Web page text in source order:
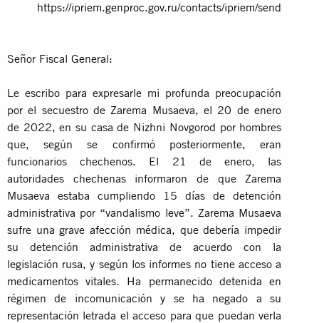
https://ipriem.genproc.gov.ru/contacts/ipriem/send
Señor Fiscal General:
Le escribo para expresarle mi profunda preocupación
por el secuestro de Zarema Musaeva, el 20 de enero
de 2022, en su casa de Nizhni Novgorod por hombres
que, según se confirmó posteriormente, eran
funcionarios chechenos. El 21 de enero, las
autoridades chechenas informaron de que Zarema
Musaeva estaba cumpliendo 15 días de detención
administrativa por “vandalismo leve”. Zarema Musaeva
sufre una grave afección médica, que debería impedir
su detención administrativa de acuerdo con la
legislación rusa, y según los informes no tiene acceso a
medicamentos vitales. Ha permanecido detenida en
régimen de incomunicación y se ha negado a su
representación letrada el acceso para que puedan verla